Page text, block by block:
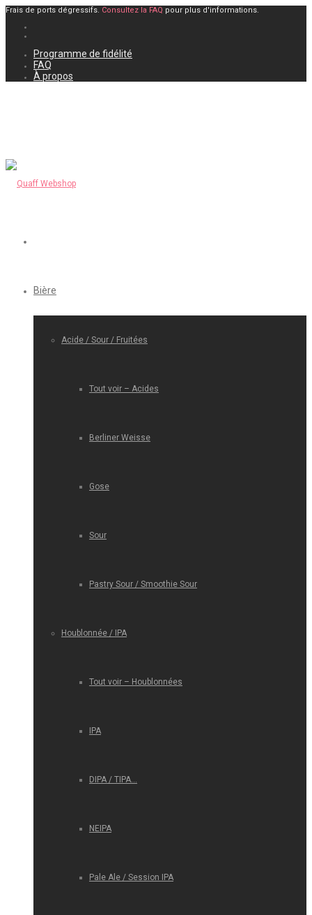
Frais de ports dégressifs. Consultez la FAQ pour plus d'informations.
Programme de fidélité
FAQ
À propos
Bière
Acide / Sour / Fruitées
Tout voir – Acides
Berliner Weisse
Gose
Sour
Pastry Sour / Smoothie Sour
Houblonnée / IPA
Tout voir – Houblonnées
IPA
DIPA / TIPA…
NEIPA
Pale Ale / Session IPA